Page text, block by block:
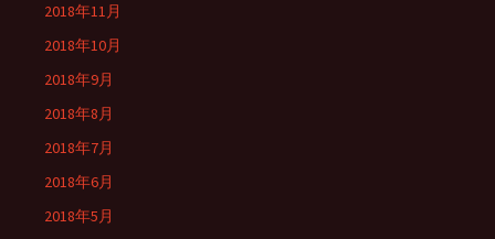
2018年11月
2018年10月
2018年9月
2018年8月
2018年7月
2018年6月
2018年5月